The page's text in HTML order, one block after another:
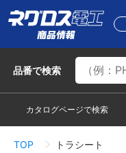
品番で検索
カタログページで検索
TOP トラシート